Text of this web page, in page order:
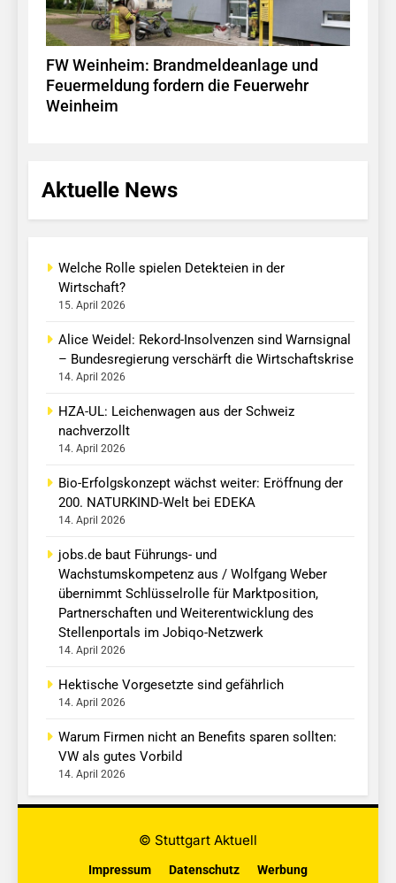
FW Weinheim: Brandmeldeanlage und
Feuermeldung fordern die Feuerwehr
Weinheim
Aktuelle News
Welche Rolle spielen Detekteien in der
Wirtschaft?
15. April 2026
Alice Weidel: Rekord-Insolvenzen sind Warnsignal
– Bundesregierung verschärft die Wirtschaftskrise
14. April 2026
HZA-UL: Leichenwagen aus der Schweiz
nachverzollt
14. April 2026
Bio-Erfolgskonzept wächst weiter: Eröffnung der
200. NATURKIND-Welt bei EDEKA
14. April 2026
jobs.de baut Führungs- und
Wachstumskompetenz aus / Wolfgang Weber
übernimmt Schlüsselrolle für Marktposition,
Partnerschaften und Weiterentwicklung des
Stellenportals im Jobiqo-Netzwerk
14. April 2026
Hektische Vorgesetzte sind gefährlich
14. April 2026
Warum Firmen nicht an Benefits sparen sollten:
VW als gutes Vorbild
14. April 2026
© Stuttgart Aktuell
Impressum Datenschutz Werbung